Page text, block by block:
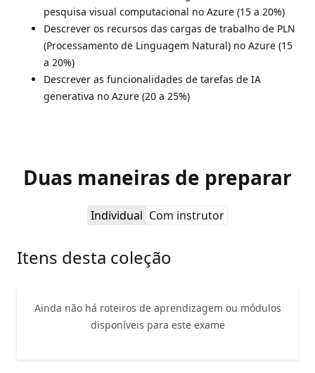
pesquisa visual computacional no Azure (15 a 20%)
Descrever os recursos das cargas de trabalho de PLN
(Processamento de Linguagem Natural) no Azure (15
a 20%)
Descrever as funcionalidades de tarefas de IA
generativa no Azure (20 a 25%)
Duas maneiras de preparar
Individual Com instrutor
Itens desta coleção
Ainda não há roteiros de aprendizagem ou módulos
disponíveis para este exame